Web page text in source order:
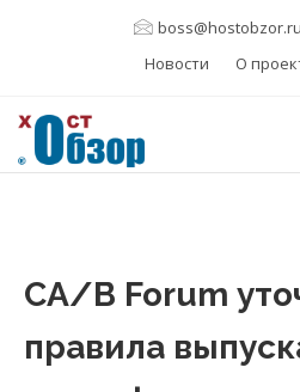
boss@hostobzor.ru
Новости
О
CA/B Forum
правила